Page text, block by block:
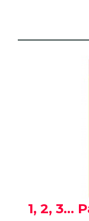
1, 2, 3...